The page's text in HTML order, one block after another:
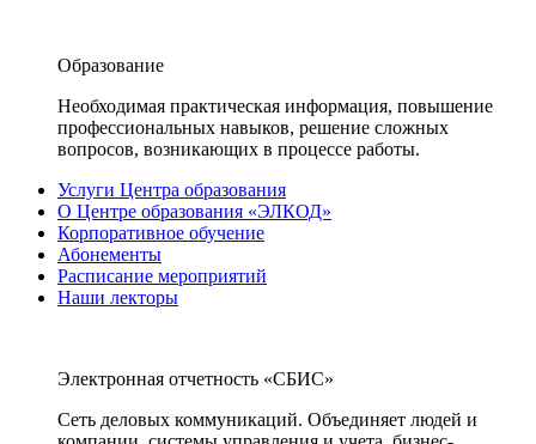
Образование
Необходимая практическая информация, повышение
профессиональных навыков, решение сложных
вопросов, возникающих в процессе работы.
Услуги Центра образования
О Центре образования «ЭЛКОД»
Корпоративное обучение
Абонементы
Расписание мероприятий
Наши лекторы
Электронная отчетность «СБИС»
Сеть деловых коммуникаций. Объединяет людей и